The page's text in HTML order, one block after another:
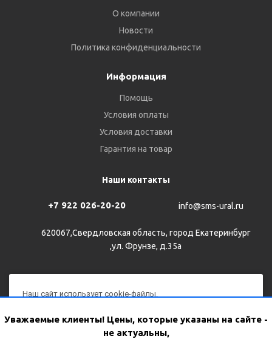
О компании
Новости
Политика конфиденциальности
Информация
Помощь
Условия оплаты
Условия доставки
Гарантия на товар
Наши контакты
+7 922 026-20-20 info@sms-ural.ru
620067,Свердловская область, город Екатеринбург
,ул. Фрунзе, д.35а
Версия для печати
Наш сайт использует cookie-файлы.
обработку персональных данных с использованием Яндекс
Метрики в соответствии сполитикой конфиденциальности
Уважаемые клиенты! Цены, которые указаны на сайте -
не актуальны,